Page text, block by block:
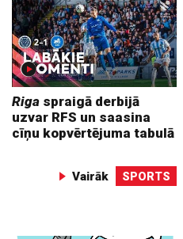
Riga spraigā derbijā
uzvar RFS un saasina
cīņu kopvērtējuma tabulā
Vairāk SPORTS